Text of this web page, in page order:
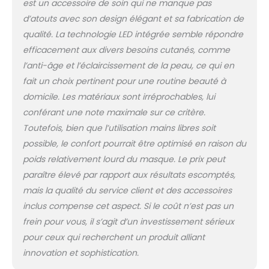
masque sans fil peut être utilisé
confortablement et facilement n'importe
où et est 50 % plus léger que le modèle
précédent. Avec la télécommande, vous
n'avez pas besoin de contrôler vous-
même l'heure ; le masque s'arrêtera
automatiquement à l'heure prédéfinie.
[Real Energy] Le masque facial LED Skin
Care est équipé de 120 puces LED par
rapport à la plupart des produits de
niveau "jouet" sur le marché, l'irradiance
des perles de lampe est inférieure à 5
mW/cm², notre lampe de qualité
professionnelle Les perles ont 4 à 6 fois
plus d'énergie (30 mW/cm²) et nos perles
de lampe ont une pureté de lumière
supérieure à 98 %, pour éviter que la
lumière panachée (comme les UV) ne se
mélange et n'endommage votre peau.
[Lumières LED émergentes] Amenez votre
routine de soins de la peau à un nouveau
est un accessoire de soin qui ne manque pas
d’atouts avec son design élégant et sa fabrication de
qualité. La technologie LED intégrée semble répondre
efficacement aux divers besoins cutanés, comme
l’anti-âge et l’éclaircissement de la peau, ce qui en
fait un choix pertinent pour une routine beauté à
domicile. Les matériaux sont irréprochables, lui
conférant une note maximale sur ce critère.
Toutefois, bien que l’utilisation mains libres soit
possible, le confort pourrait être optimisé en raison du
poids relativement lourd du masque. Le prix peut
paraître élevé par rapport aux résultats escomptés,
mais la qualité du service client et des accessoires
inclus compense cet aspect. Si le coût n’est pas un
frein pour vous, il s’agit d’un investissement sérieux
pour ceux qui recherchent un produit alliant
innovation et sophistication.